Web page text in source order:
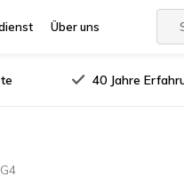
Über uns
40 Jahre